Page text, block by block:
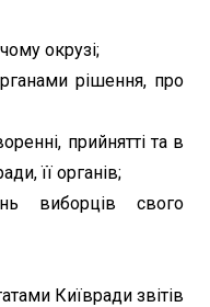
окрузі;
рішення, про
прийнятті та в
її органів;
виборців свого
Київради звітів